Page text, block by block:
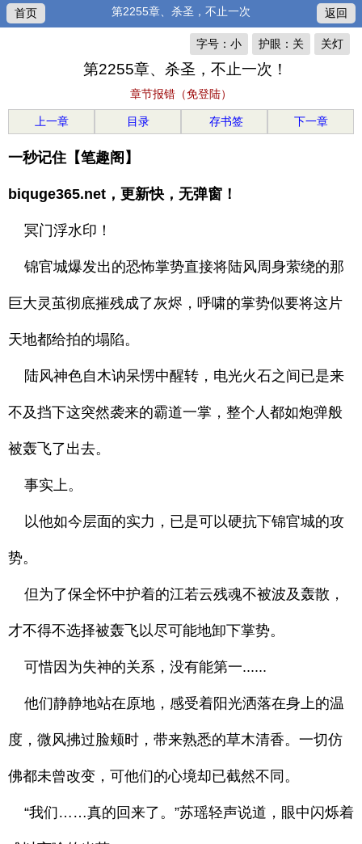
首页 第2255章、杀圣，不止一次 返回
关灯
护眼：关
字号：小
第2255章、杀圣，不止一次！
章节报错（免登陆）
上一章 目录 存书签 下一章
一秒记住【笔趣阁】
biquge365.net，更新快，无弹窗！
冥门浮水印！
锦官城爆发出的恐怖掌势直接将陆风周身萦绕的那
巨大灵茧彻底摧残成了灰烬，呼啸的掌势似要将这片
天地都给拍的塌陷。
陆风神色自木讷呆愣中醒转，电光火石之间已是来
不及挡下这突然袭来的霸道一掌，整个人都如炮弹般
被轰飞了出去。
事实上。
以他如今层面的实力，已是可以硬抗下锦官城的攻
势。
但为了保全怀中护着的江若云残魂不被波及轰散，
才不得不选择被轰飞以尽可能地卸下掌势。
可惜因为失神的关系，没有能第一......
他们静静地站在原地，感受着阳光洒落在身上的温
度，微风拂过脸颊时，带来熟悉的草木清香。一切仿
佛都未曾改变，可他们的心境却已截然不同。
“我们……真的回来了。”苏瑶轻声说道，眼中闪烁着